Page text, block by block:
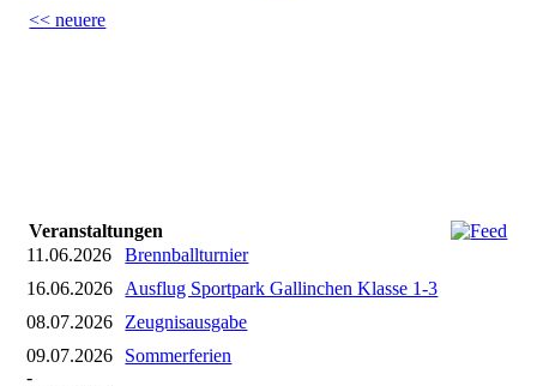
<< neuere
Veranstaltungen
11.06.2026
Brennballturnier
16.06.2026
Ausflug Sportpark Gallinchen Klasse 1-3
08.07.2026
Zeugnisausgabe
09.07.2026
-
Sommerferien